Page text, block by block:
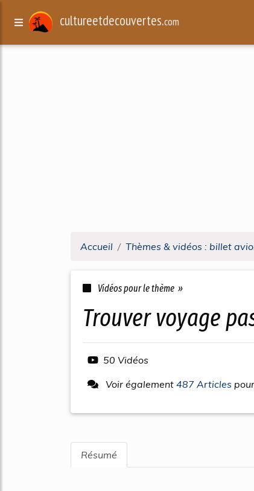
cultureetdecouvertes.com
Accueil Thèmes & vidéos : billet
Vidéos pour le thème »
trouver voyage
50 Vidéos
Voir également 487 Articles
Résumé